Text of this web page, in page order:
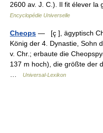
2600 av. J. C.). Il fit élever
Encyclopédie Universelle
Cheops — [ç ], ägyptisch
König der 4. Dynastie, Sohn
v. Chr.; erbaute die
137 m hoch), die größte der
Universal-Lexikon